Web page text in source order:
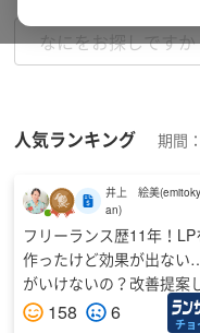
最終ログイン
個人・法人
人気ランキング 期間
井上 絵美(
an)
フリーランス歴11年！LP
作ったけど効果が出な
がいけないの？改善提案
す 158 6 チョ